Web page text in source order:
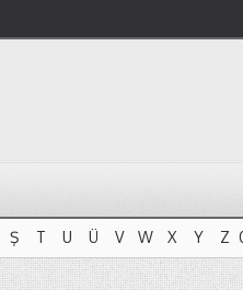
Ş T U Ü V W X Y Z
Ş T U Ü V W X Y Z